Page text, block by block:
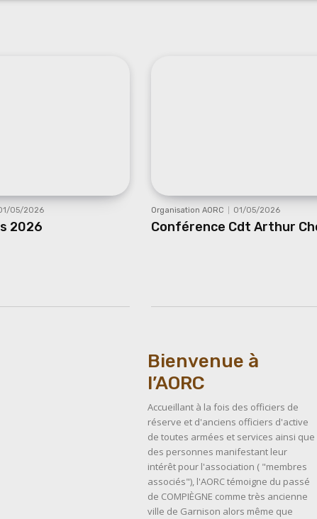
05/2026
2026
Organisation AORC 01/05/2026
Conférence Cdt Arthur
Bienvenue à
l’AORC
Accueillant à la fois des officiers de
réserve et d'anciens officiers d'active
de toutes armées et services ainsi que
des personnes manifestant leur
intérêt pour l'association ( "membres
associés"), l'AORC témoigne du passé
de COMPIÈGNE comme très ancienne
ville de Garnison alors même que